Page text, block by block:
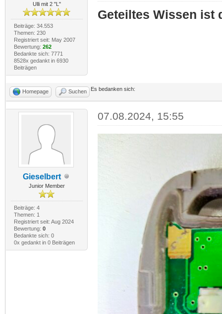
Ulli mit 2 "L"
Beiträge: 34.553
Themen: 230
Registriert seit: May 2007
Bewertung: 262
Bedankte sich: 7771
8528x gedankt in 6930
Beiträgen
Geteiltes Wissen ist
Homepage Suchen Es bedanken sich:
Gieselbert
Junior Member
Beiträge: 4
Themen: 1
Registriert seit: Aug 2024
Bewertung: 0
Bedankte sich: 0
0x gedankt in 0 Beiträgen
07.08.2024, 15:55